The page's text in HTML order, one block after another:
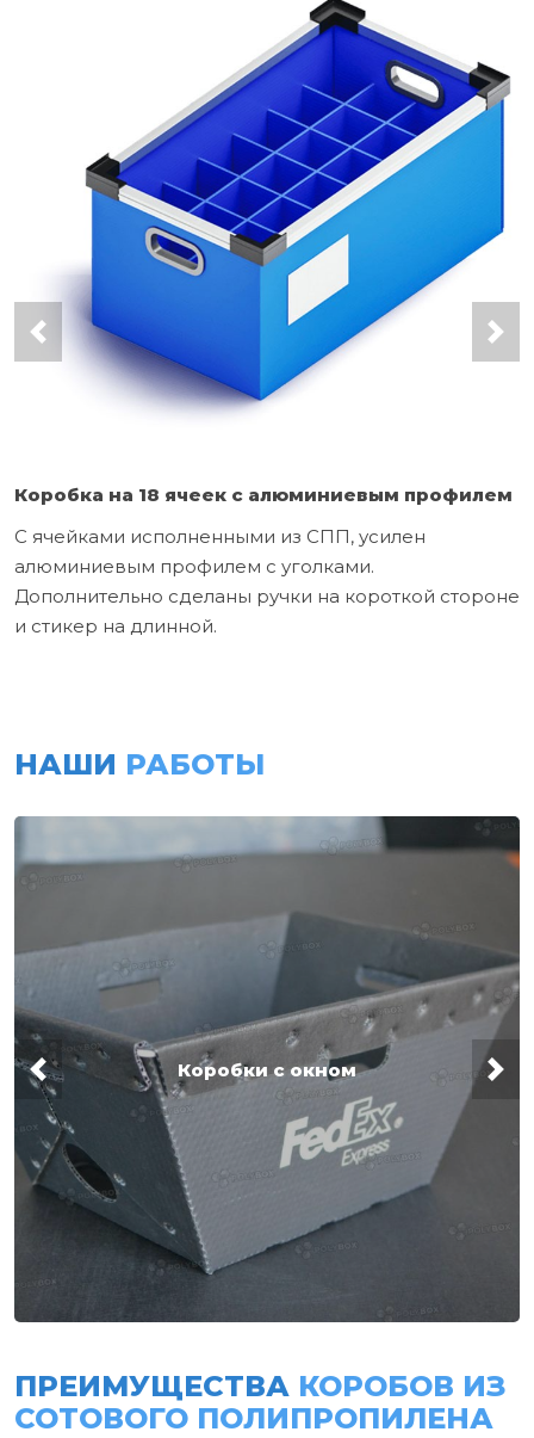
Коробка на 18 ячеек с алюминиевым профилем
С ячейками исполненными из СПП, усилен
алюминиевым профилем с уголками.
Дополнительно сделаны ручки на короткой стороне
и стикер на длинной.
НАШИ РАБОТЫ
Коробки с окном
ПРЕИМУЩЕСТВА КОРОБОВ ИЗ
СОТОВОГО ПОЛИПРОПИЛЕНА